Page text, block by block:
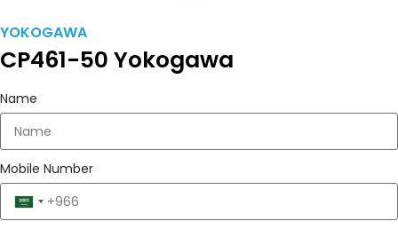
YOKOGAWA
CP461-50 Yokogawa
Name
Mobile Number
Saudi